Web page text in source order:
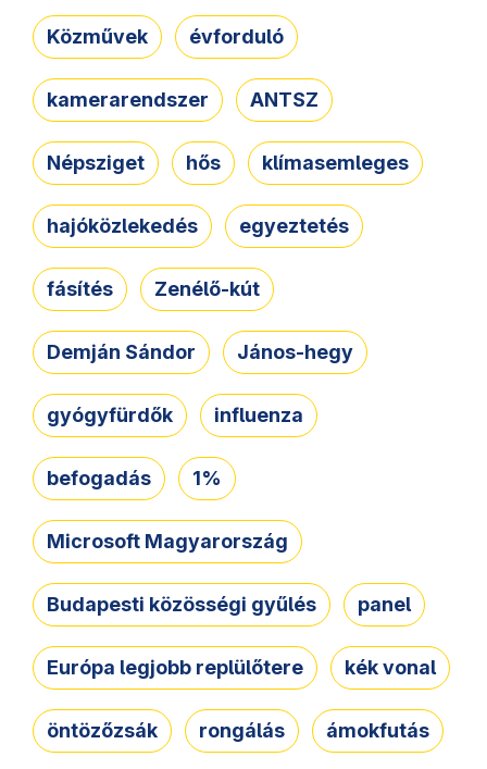
Közművek évforduló
kamerarendszer ANTSZ
Népsziget hős klímasemleges
hajóközlekedés egyeztetés
fásítés Zenélő-kút
Demján Sándor János-hegy
gyógyfürdők influenza
befogadás 1%
Microsoft Magyarország
Budapesti közösségi gyűlés panel
Európa legjobb replülőtere kék vonal
öntözőzsák rongálás ámokfutás